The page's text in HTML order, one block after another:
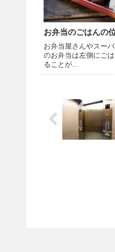
お弁当のごはんの
お弁当屋さんやスー
のお弁当は左側にご
ることが...